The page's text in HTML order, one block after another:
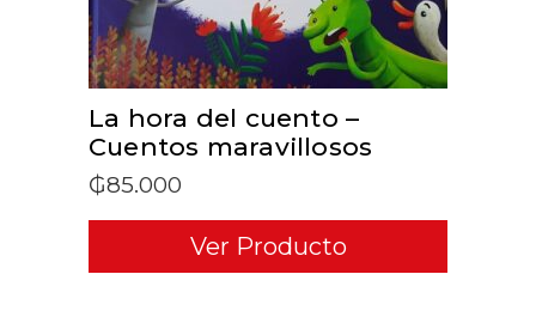
La hora del cuento –
Cuentos maravillosos
₲85.000
Ver Producto